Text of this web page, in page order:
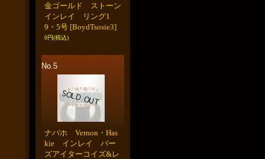
金ゴールド ストーン
インレイ リング1
9・5号 [BoydTsosie3]
0円(税込)
No.5
ナバホ Vernon・Has
kie インレイ バー
ズアイターコイズ&レ